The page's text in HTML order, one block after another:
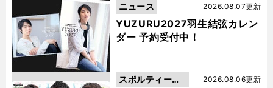
YUZURU2027羽生結弦カレン
ダー 予約受付中！
2026.08.07更新
ニュース
2026.08.06更新
スポルティーバ